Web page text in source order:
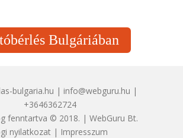
Bulgáriában
bulgaria.hu | info@webguru.hu |
+3646362724
fenntartva © 2018. | WebGuru Bt.
nyilatkozat| Impresszum